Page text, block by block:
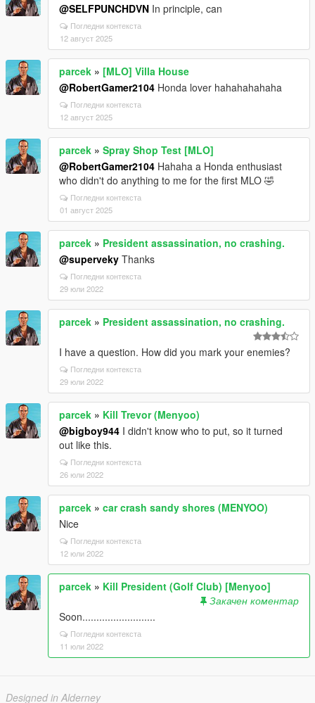
@SELFPUNCHDVN In principle, can
Погледни контекста
12 август 2025
parcek » [MLO] Villa House
@RobertGamer2104 Honda lover hahahahahaha
Погледни контекста
12 август 2025
parcek » Spray Shop Test [MLO]
@RobertGamer2104 Hahaha a Honda enthusiast
who didn't do anything to me for the first MLO 🤣
Погледни контекста
01 август 2025
parcek » President assassination, no crashing.
@superveky Thanks
Погледни контекста
29 юли 2022
parcek » President assassination, no crashing.
I have a question. How did you mark your enemies?
Погледни контекста
29 юли 2022
parcek » Kill Trevor (Menyoo)
@bigboy944 I didn't know who to put, so it turned
out like this.
Погледни контекста
26 юли 2022
parcek » car crash sandy shores (MENYOO)
Nice
Погледни контекста
12 юли 2022
parcek » Kill President (Golf Club) [Menyoo]
Закачен коментар
Soon..........................
Погледни контекста
11 юли 2022
Designed in Alderney